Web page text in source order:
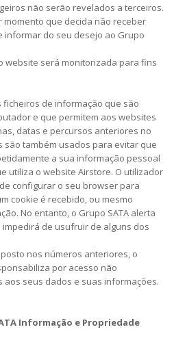
não serão revelados a terceiros.
momento que decida não receber
informar do seu desejo ao Grupo
website será monitorizada para fins
ficheiros de informação que são
e que permitem aos websites
datas e percursos anteriores no
são também usados para evitar que
a sua informação pessoal
utiliza o website Airstore. O utilizador
configurar o seu browser para
cookie é recebido, ou mesmo
No entanto, o Grupo SATA alerta
de usufruir de alguns dos
nos números anteriores, o
por acesso não
aos seus dados e suas informações.
Informação e Propriedade